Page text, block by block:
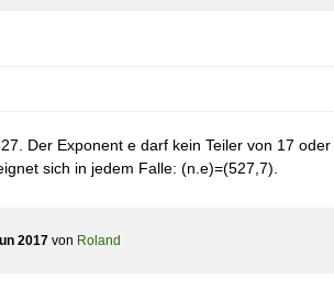
Der Exponent e darf kein Teiler von 17
sich in jedem Falle: (n.e)=(527,7).
2017 von Roland